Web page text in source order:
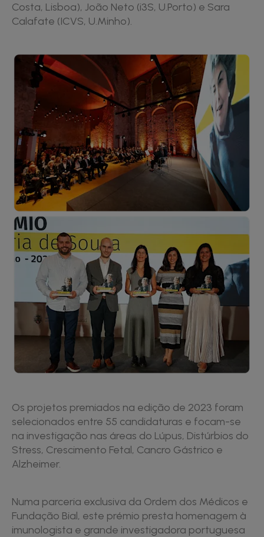
Costa, Lisboa), João Neto (i3S, U.Porto) e Sara
Calafate (ICVS, U.Minho).
Os projetos premiados na edição de 2023 foram
selecionados entre 55 candidaturas e focam-se
na investigação nas áreas do Lúpus, Distúrbios do
Stress, Crescimento Fetal, Cancro Gástrico e
Alzheimer.
Numa parceria exclusiva da Ordem dos Médicos e
Fundação Bial, este prémio presta homenagem à
imunologista e grande investigadora portuguesa